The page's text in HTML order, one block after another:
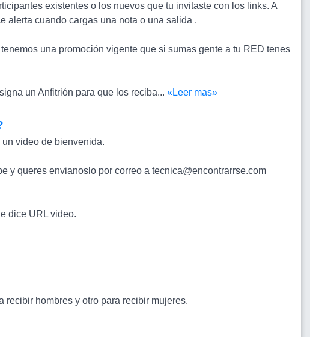
existentes o los nuevos que tu invitaste con los links. A
alerta cuando cargas una nota o una salida .
una promoción vigente que si sumas gente a tu RED tenes
un Anfitrión para que los reciba... «Leer mas»
video de bienvenida.
y queres envianoslo por correo a tecnica@encontrarrse.com
dice URL video.
recibir hombres y otro para recibir mujeres.